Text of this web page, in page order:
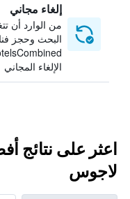
إلغاء مجاني
من الوارد أن
البحث وحجز
الإلغاء المجاني
اعثر على نتائج
لاجوس